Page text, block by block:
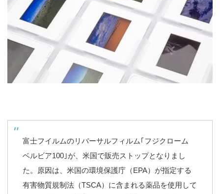
富士フイルムのリバーサルフィルム｢フジクローム
ベルビア100｣が、米国で販売ストップとなりまし
た。原因は、米国の環境保護庁（EPA）が指定する
有害物質規制法（TSCA）に含まれる薬品を使用して